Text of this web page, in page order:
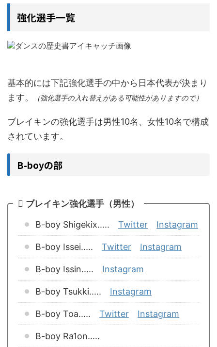
強化選手一覧
基本的には下記強化選手の中から日本代表が決まり
ます。
（強化選手の入れ替えがある可能性がありますので）
ブレイキンの強化選手は男性10名、女性10名で構成
されています。
B-boyの部
ブレイキン強化選手（男性）
B-boy Shigekix..... Twitter Instagram
B-boy Issei..... Twitter Instagram
B-boy Issin..... Instagram
B-boy Tsukki..... Instagram
B-boy Toa..... Twitter Instagram
B-boy Ra1on.....